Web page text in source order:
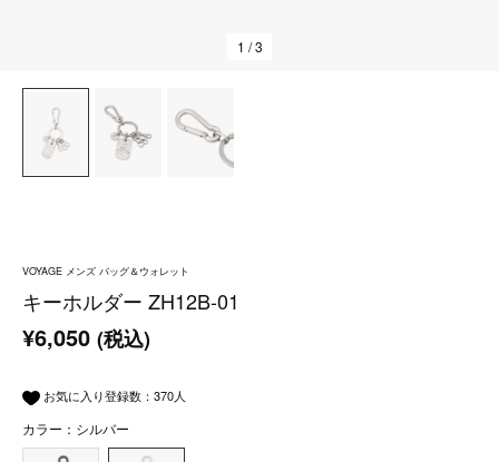
1 / 3
VOYAGE メンズ バッグ＆ウォレット
キーホルダー ZH12B‐01
¥6,050 (税込)
お気に入り登録数： 370人
カラー：シルバー